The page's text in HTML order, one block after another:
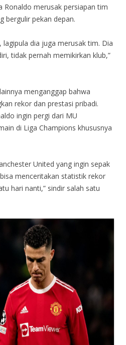
Ronaldo merusak persiapan tim
bergulir pekan depan.
lagipula dia juga merusak tim. Dia
tidak pernah memikirkan klub,”
menganggap bahwa
rekor dan prestasi pribadi.
ingin pergi dari MU
di Liga Champions khususnya
United yang ingin sepak
menceritakan statistik rekor
hari nanti,” sindir salah satu